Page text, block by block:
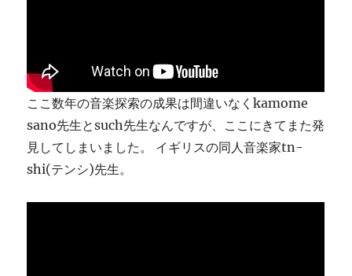
ここ数年の音楽探索の成果は間違いなくkamome
sano先生とsuch先生なんですが、ここにきてまた発
見してしまいました。 イギリスの同人音楽家tn-
shi(テンシ)先生。